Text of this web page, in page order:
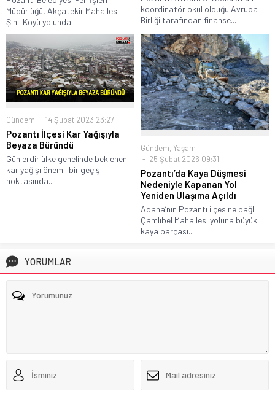
Müdürlüğü, Akçatekir Mahallesi
Şıhlı Köyü yolunda...
koordinatör okul olduğu Avrupa
Birliği tarafından finanse...
Gündem 14 Şubat 2023 23:27
Pozantı İlçesi Kar Yağışıyla
Beyaza Büründü
Günlerdir ülke genelinde beklenen
kar yağışı önemli bir geçiş
noktasında...
Gündem, Yaşam
25 Şubat 2026 09:31
Pozantı’da Kaya Düşmesi
Nedeniyle Kapanan Yol
Yeniden Ulaşıma Açıldı
Adana’nın Pozantı ilçesine bağlı
Çamlıbel Mahallesi yoluna büyük
kaya parçası...
YORUMLAR